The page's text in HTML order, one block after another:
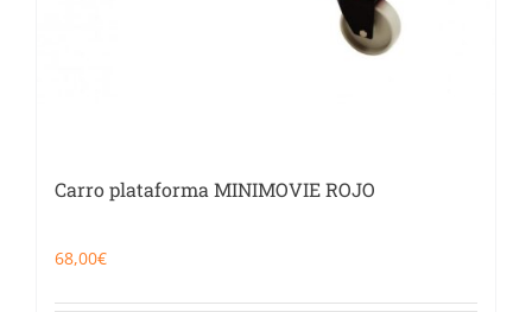
Carro plataforma MINIMOVIE ROJO
68,00€